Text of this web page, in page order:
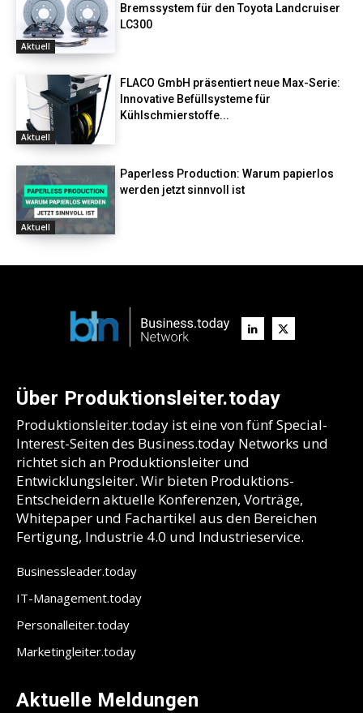
Aktuell
Bremssystem für den Toyota Landcruiser
LC300
Aktuell
FLACO GmbH präsentiert neue Max-Serie:
Innovative Befüllsysteme für
Kühlschmierstoffe...
Aktuell
Paperless Production: Warum papierlos
werden jetzt sinnvoll ist
Über Produktionsleiter.today
Produktionsleiter.today ist eine von fünf Special-
Interest-Seiten des Business.today Networks und
richtet sich an Produktionsleiter und
Entwicklungsleiter. Wir bieten Produktions-
Entscheidern aktuelle Konferenzen, Vorträge,
Whitepaper und Fachartikel aus den Bereichen
Fertigung, Industrie 4.0 und Industrieservice.
Businessleader.today
IT-Management.today
Personalleiter.today
Marketingleiter.today
Aktuelle Meldungen